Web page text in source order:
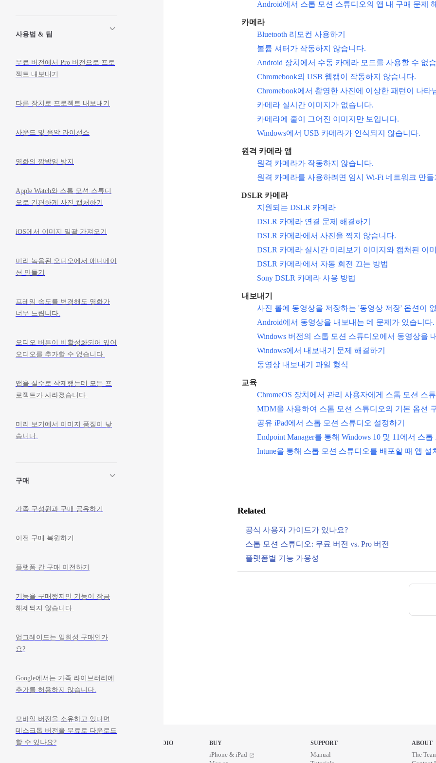
사용법 & 팁
무료 버전에서 Pro 버전으로 프로
젝트 내보내기
다른 장치로 프로젝트 내보내기
사운드 및 음악 라이선스
영화의 깜박임 방지
Apple Watch와 스톱 모션 스튜디
오로 간편하게 사진 캡처하기
iOS에서 이미지 일괄 가져오기
미리 녹음된 오디오에서 애니메이
션 만들기
프레임 속도를 변경해도 영화가
너무 느립니다.
오디오 버튼이 비활성화되어 있어
오디오를 추가할 수 없습니다.
앱을 실수로 삭제했는데 모든 프
로젝트가 사라졌습니다.
미리 보기에서 이미지 품질이 낮
습니다.
구매
가족 구성원과 구매 공유하기
이전 구매 복원하기
플랫폼 간 구매 이전하기
기능을 구매했지만 기능이 잠금
해제되지 않습니다.
업그레이드는 일회성 구매인가
요?
Google에서는 가족 라이브러리에
추가를 허용하지 않습니다.
모바일 버전을 소유하고 있다면
데스크톱 버전을 무료로 다운로드
할 수 있나요?
Android에서 스톱 모션 스튜디오의 앱 내 구매 문제
카메라
Bluetooth 리모컨 사용하기
볼륨 셔터가 작동하지 않습니다.
Android 장치에서 수동 카메라 모드를 사용할 수 없
Chromebook의 USB 웹캠이 작동하지 않습니다.
Chromebook에서 촬영한 사진에 이상한 패턴이 나타
카메라 실시간 이미지가 없습니다.
카메라에 줄이 그어진 이미지만 보입니다.
Windows에서 USB 카메라가 인식되지 않습니다.
원격 카메라 앱
원격 카메라가 작동하지 않습니다.
원격 카메라를 사용하려면 임시 Wi-Fi 네트워크 만들
DSLR 카메라
지원되는 DSLR 카메라
DSLR 카메라 연결 문제 해결하기
DSLR 카메라에서 사진을 찍지 않습니다.
DSLR 카메라 실시간 미리보기 이미지와 캡처된 이
DSLR 카메라에서 자동 회전 끄는 방법
Sony DSLR 카메라 사용 방법
내보내기
사진 롤에 동영상을 저장하는 '동영상 저장' 옵션이
Android에서 동영상을 내보내는 데 문제가 있습니다.
Windows 버전의 스톱 모션 스튜디오에서 동영상을
Windows에서 내보내기 문제 해결하기
동영상 내보내기 파일 형식
교육
ChromeOS 장치에서 관리 사용자에게 스톱 모션 스
MDM을 사용하여 스톱 모션 스튜디오의 기본 옵션
공유 iPad에서 스톱 모션 스튜디오 설정하기
Endpoint Manager를 통해 Windows 10 및 11에서 스
Intune을 통해 스톱 모션 스튜디오를 배포할 때 앱 설
Related
공식 사용자 가이드가 있나요?
스톱 모션 스튜디오: 무료 버전 vs. Pro 버전
플랫폼별 기능 가용성
STOP MOTION STUDIO BUY
iPhone & iPad
SUPPORT
Manual
ABOUT
The